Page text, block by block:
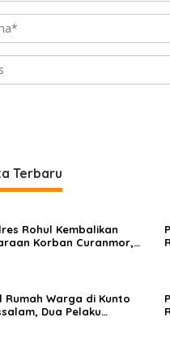
Terbaru
Rohul Kembalikan
Korban Curanmor,
Rumah Warga di Kunto
Dua Pelaku